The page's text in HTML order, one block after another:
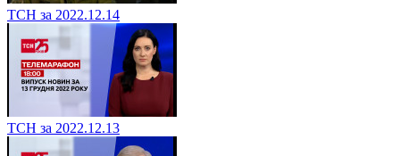
ТСН за 2022.12.14
ТСН за 2022.12.13